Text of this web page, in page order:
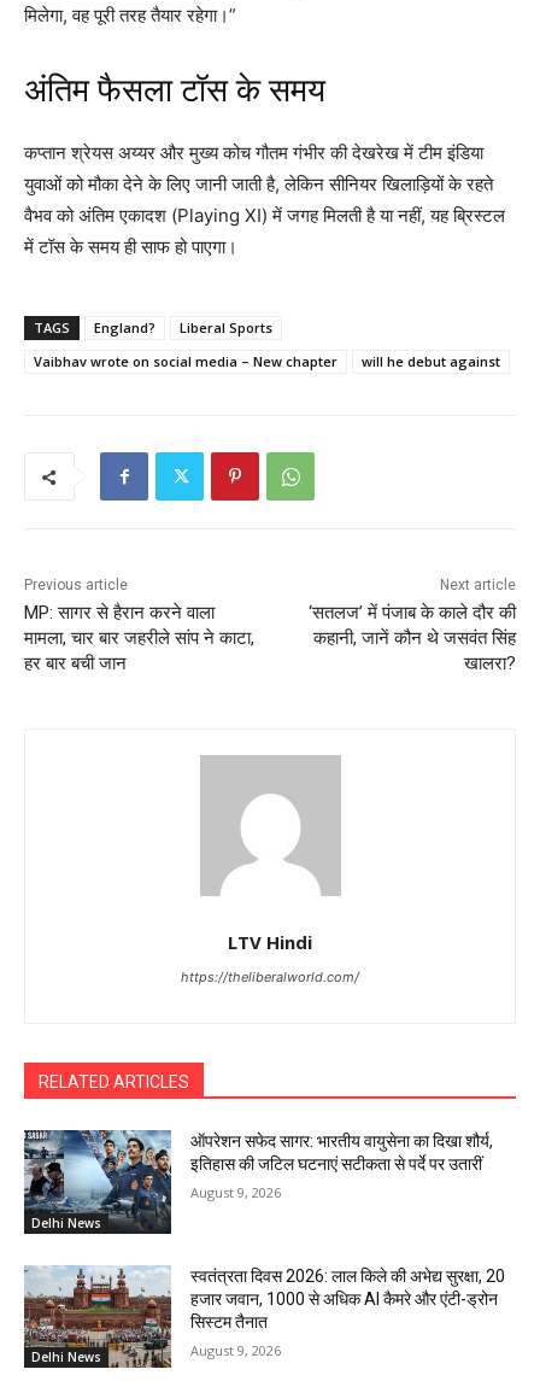
मिलेगा, वह पूरी तरह तैयार रहेगा।”
अंतिम फैसला टॉस के समय
कप्तान श्रेयस अय्यर और मुख्य कोच गौतम गंभीर की देखरेख में टीम इंडिया
युवाओं को मौका देने के लिए जानी जाती है, लेकिन सीनियर खिलाड़ियों के रहते
वैभव को अंतिम एकादश (Playing XI) में जगह मिलती है या नहीं, यह ब्रिस्टल
में टॉस के समय ही साफ हो पाएगा।
TAGS England?
Liberal Sports
Vaibhav wrote on social media – New chapter
will he debut against
Previous article
MP: सागर से हैरान करने वाला
मामला, चार बार जहरीले सांप ने काटा,
हर बार बची जान
Next article
‘सतलज’ में पंजाब के काले दौर की
कहानी, जानें कौन थे जसवंत सिंह
खालरा?
LTV Hindi
https://theliberalworld.com/
RELATED ARTICLES
Delhi News
ऑपरेशन सफेद सागर: भारतीय वायुसेना का दिखा शौर्य,
इतिहास की जटिल घटनाएं सटीकता से पर्दे पर उतारीं
August 9, 2026
Delhi News
स्वतंत्रता दिवस 2026: लाल किले की अभेद्य सुरक्षा, 20
हजार जवान, 1000 से अधिक AI कैमरे और एंटी-ड्रोन
सिस्टम तैनात
August 9, 2026